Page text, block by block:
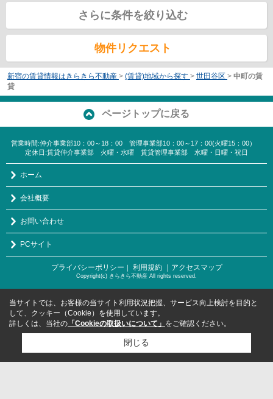
さらに条件を絞り込む
物件リクエスト
新宿の賃貸情報はきらきら不動産 > (賃貸)地域から探す > 世田谷区 > 中町の賃
貸
ページトップに戻る
営業時間:仲介事業部10：00～18：00 管理事業部10：00～17：00(火曜15：00）
定休日:賃貸仲介事業部 火曜・水曜 賃貸管理事業部 水曜・日曜・祝日
ホーム
会社概要
お問い合わせ
PCサイト
プライバシーポリシー ｜ 利用規約 ｜アクセスマップ
Copyright(c) きらきら不動産 All rights reserved.
当サイトでは、お客様の当サイト利用状況把握、サービス向上検討を目的と
して、クッキー（Cookie）を使用しています。
詳しくは、当社の 「Cookieの取扱いについて」 をご確認ください。
閉じる